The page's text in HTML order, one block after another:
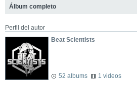
Álbum completo
Perfil del autor
Beat Scientists
52 albums 1 videos